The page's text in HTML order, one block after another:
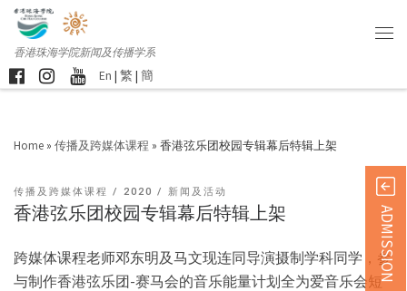
香港珠海学院新闻及传播学系
En | 繁 | 簡
Home » 传播及跨媒体课程 » 香港弦乐团校园专辑幕后特辑上架
传播及跨媒体课程 2020 新闻及活动
香港弦乐团校园专辑幕后特辑上架
跨媒体课程老师邓东明及马文现连同导演摄制学科同学，参
与制作香港弦乐团-赛马会的音乐能量计划全为爱音乐会短ADMISSION